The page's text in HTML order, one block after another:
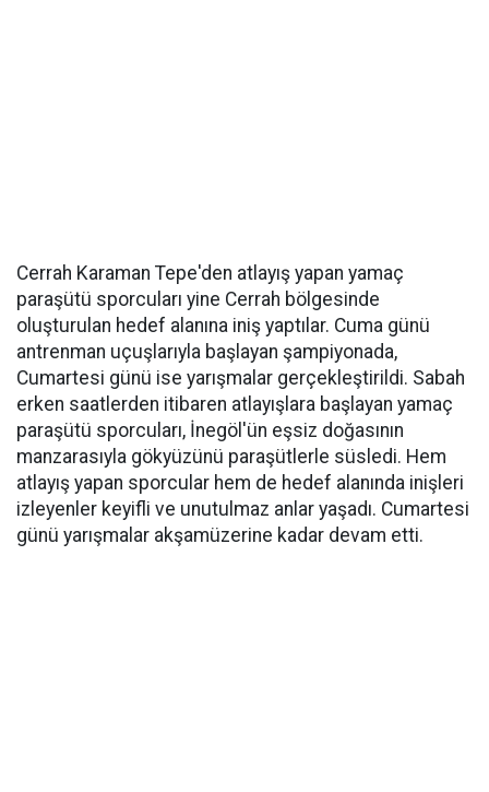
Cerrah Karaman Tepe'den atlayış yapan yamaç
paraşütü sporcuları yine Cerrah bölgesinde
oluşturulan hedef alanına iniş yaptılar. Cuma günü
antrenman uçuşlarıyla başlayan şampiyonada,
Cumartesi günü ise yarışmalar gerçekleştirildi. Sabah
erken saatlerden itibaren atlayışlara başlayan yamaç
paraşütü sporcuları, İnegöl'ün eşsiz doğasının
manzarasıyla gökyüzünü paraşütlerle süsledi. Hem
atlayış yapan sporcular hem de hedef alanında inişleri
izleyenler keyifli ve unutulmaz anlar yaşadı. Cumartesi
günü yarışmalar akşamüzerine kadar devam etti.